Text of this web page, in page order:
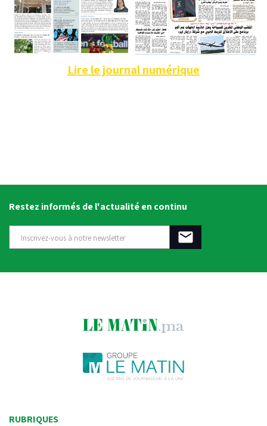
Lire le journal numérique
Restez informés de l'actualité en continu
RUBRIQUES